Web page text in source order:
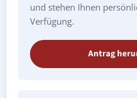
und stehen Ihnen
Verfügung.
Antrag